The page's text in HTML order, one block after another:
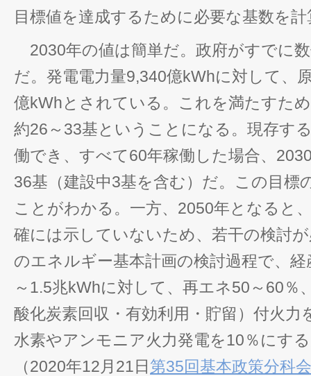
目標値を達成するために必要な基数を
2030年の値は簡単だ。政府がすでに
だ。発電電力量9,340億kWhに対して、
億kWhとされている。これを満たすた
約26～33基ということになる。現存す
働でき、すべて60年稼働した場合、
36基（建設中3基を含む）だ。この目標
ことがわかる。一方、2050年となると
確には示していないため、若干の検討
のエネルギー基本計画の検討過程で、
～1.5兆kWhに対して、再エネ50～60％
酸化炭素回収・有効利用・貯留）付火力
水素やアンモニア火力発電を10％にす
（2020年12月21日第35回基本政策分科会